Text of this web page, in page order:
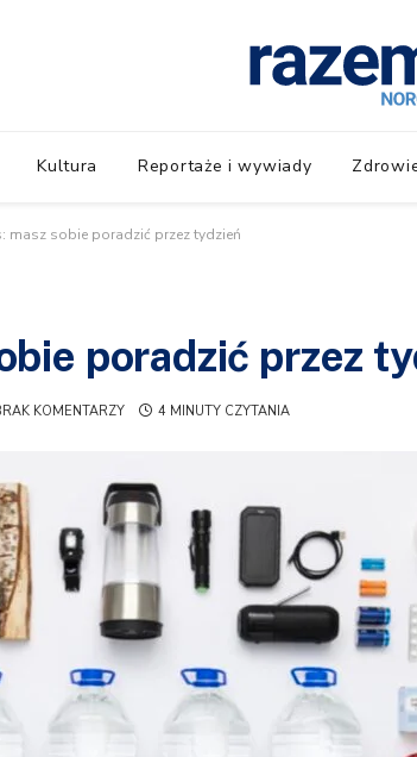
Kultura Reportaże i wywiady
masz sobie poradzić przez tydzień
poradzić przez
KOMENTARZY 4 MINUTY CZYTANIA